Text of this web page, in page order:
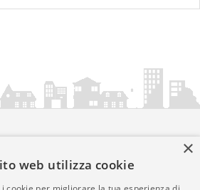
è una iniziativa diartemedia.it
P.IVA 05400000724
×
web utilizza cookie